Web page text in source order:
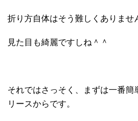
折り方自体はそう難しくありませ
見た目も綺麗ですしね＾＾
それではさっそく、まずは一番簡
リースからです。